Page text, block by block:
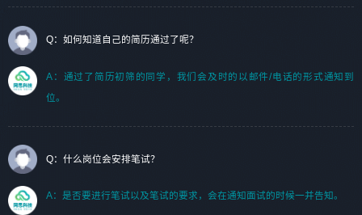
Q：如何知道自己的简历通过了呢？
A：通过了简历初筛的同学，我们会及时的以邮件/电话的形式通知到
位。
Q：什么岗位会安排笔试？
A：是否要进行笔试以及笔试的要求，会在通知面试的时候一并告知。